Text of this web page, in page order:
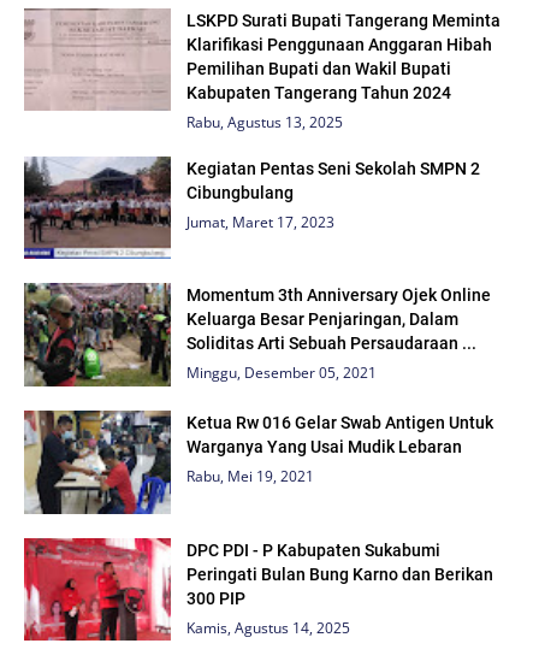
LSKPD Surati Bupati Tangerang Meminta
Klarifikasi Penggunaan Anggaran Hibah
Pemilihan Bupati dan Wakil Bupati
Kabupaten Tangerang Tahun 2024
Rabu, Agustus 13, 2025
Kegiatan Pentas Seni Sekolah SMPN 2
Cibungbulang
Jumat, Maret 17, 2023
Momentum 3th Anniversary Ojek Online
Keluarga Besar Penjaringan, Dalam
Soliditas Arti Sebuah Persaudaraan ...
Minggu, Desember 05, 2021
Ketua Rw 016 Gelar Swab Antigen Untuk
Warganya Yang Usai Mudik Lebaran
Rabu, Mei 19, 2021
DPC PDI - P Kabupaten Sukabumi
Peringati Bulan Bung Karno dan Berikan
300 PIP
Kamis, Agustus 14, 2025